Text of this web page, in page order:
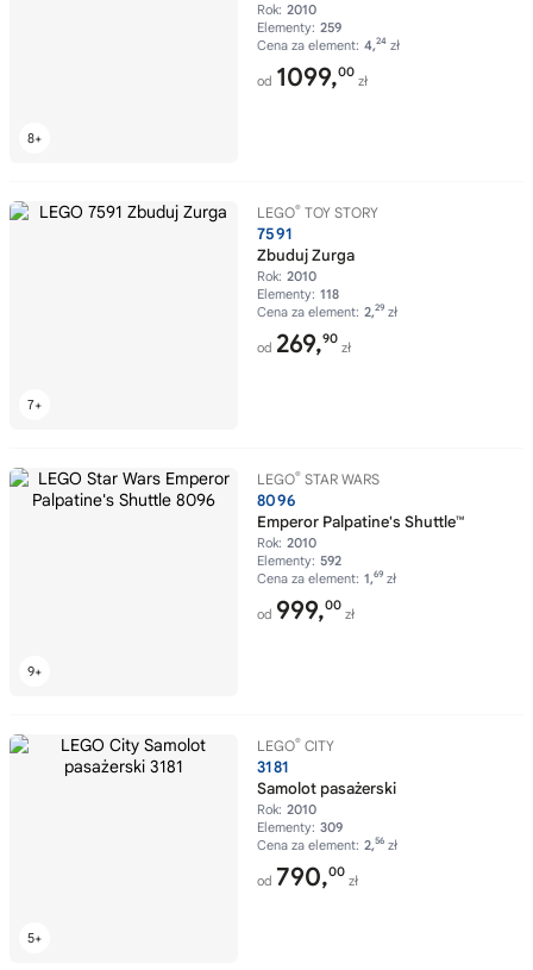
Rok: 2010
Elementy: 259
Cena za element: 4,24 zł
od 1099,00
zł
LEGO® TOY STORY
7591
Zbuduj Zurga
Rok: 2010
Elementy: 118
Cena za element: 2,29 zł
od 269,90
zł
LEGO® STAR WARS
8096
Emperor Palpatine's Shuttle™
Rok: 2010
Elementy: 592
Cena za element: 1,69 zł
od 999,00
zł
LEGO® CITY
3181
Samolot pasażerski
Rok: 2010
Elementy: 309
Cena za element: 2,56 zł
od 790,00
zł